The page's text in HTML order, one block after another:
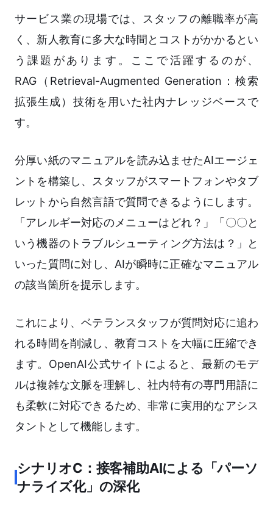
サービス業の現場では、スタッフの離職率が高
く、新人教育に多大な時間とコストがかかるとい
う課題があります。ここで活躍するのが、
RAG（Retrieval-Augmented Generation：検索
拡張生成）技術を用いた社内ナレッジベースで
す。
分厚い紙のマニュアルを読み込ませたAIエージェ
ントを構築し、スタッフがスマートフォンやタブ
レットから自然言語で質問できるようにします。
「アレルギー対応のメニューはどれ？」「〇〇と
いう機器のトラブルシューティング方法は？」と
いった質問に対し、AIが瞬時に正確なマニュアル
の該当箇所を提示します。
これにより、ベテランスタッフが質問対応に追わ
れる時間を削減し、教育コストを大幅に圧縮でき
ます。OpenAI公式サイトによると、最新のモデ
ルは複雑な文脈を理解し、社内特有の専門用語に
も柔軟に対応できるため、非常に実用的なアシス
タントとして機能します。
シナリオC：接客補助AIによる「パーソ
ナライズ化」の深化